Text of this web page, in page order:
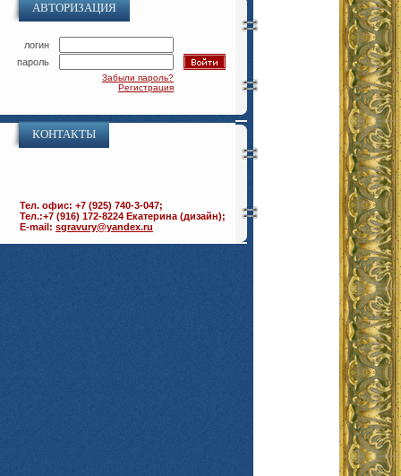
АВТОРИЗАЦИЯ
логин
пароль
Забыли пароль?
Регистрация
КОНТАКТЫ
Тел. офис: +7 (925) 740-3-047;
Тел.:+7 (916) 172-8224 Екатерина (дизайн);
E-mail: sgravury@yandex.ru